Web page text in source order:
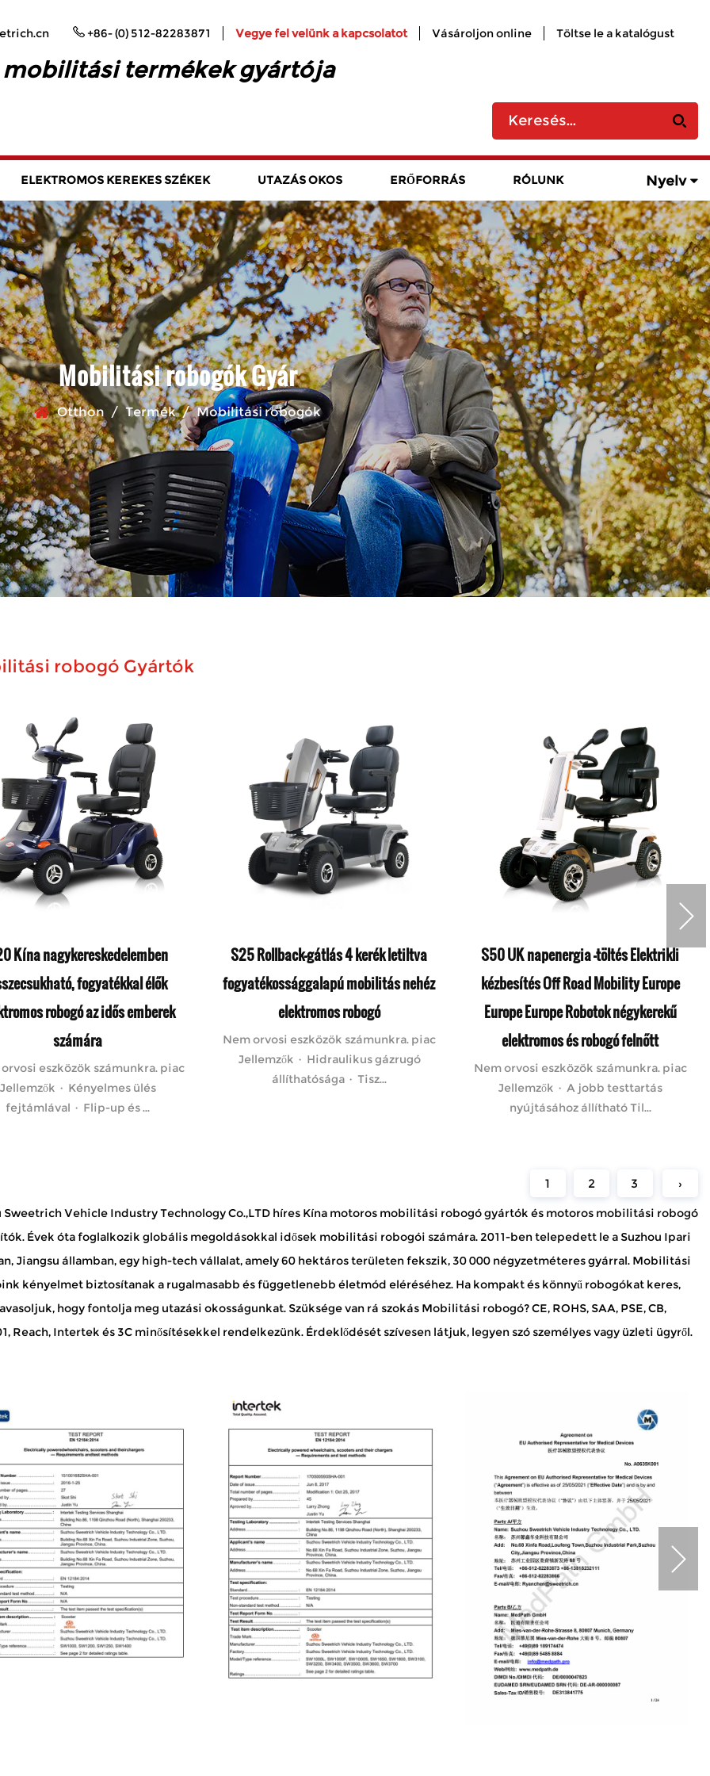
+86- (0) 512-82283871 Vegye fel velünk a kapcsolatot Vásároljon online Töltse le a katalógust
mobilitási termékek gyártója
ELEKTROMOS KEREKES SZÉKEK UTAZÁS OKOS ERŐFORRÁS RÓLUNK Nyelv
Mobilitási robogók Gyár
Otthon / Termék / Mobilitási robogók
robogó Gyártók
Kína nagykereskedelemben
fogyatékkal élők
robogó az idős emberek
számára
eszközök számunkra. piac
Jellemzők · Kényelmes ülés
fejtámlával · Flip-up és ...
S25 Rollback-gátlás 4 kerék letiltva
fogyatékossággalapú mobilitás nehéz
elektromos robogó
Nem orvosi eszközök számunkra. piac
Jellemzők · Hidraulikus gázrugó
állíthatósága · Tisz...
S50 UK napenergia -töltés Elektrikli
kézbesítés Off Road Mobility Europe
Europe Europe Robotok négykerekű
elektromos és robogó felnőtt
Nem orvosi eszközök számunkra. piac
Jellemzők · A jobb testtartás
nyújtásához állítható Til...
1 2 3 ›
Sweetrich Vehicle Industry Technology Co.,LTD híres Kína motoros mobilitási robogó gyártók és motoros mobilitási robogó
. Évek óta foglalkozik globális megoldásokkal idősek mobilitási robogói számára. 2011-ben telepedett le a Suzhou Ipari
Jiangsu államban, egy high-tech vállalat, amely 60 hektáros területen fekszik, 30 000 négyzetméteres gyárral. Mobilitási
kényelmet biztosítanak a rugalmasabb és függetlenebb életmód eléréséhez. Ha kompakt és könnyű robogókat keres,
hogy fontolja meg utazási okosságunkat. Szüksége van rá szokás Mobilitási robogó? CE, ROHS, SAA, PSE, CB,
Reach, Intertek és 3C minősítésekkel rendelkezünk. Érdeklődését szívesen látjuk, legyen szó személyes vagy üzleti ügyről.